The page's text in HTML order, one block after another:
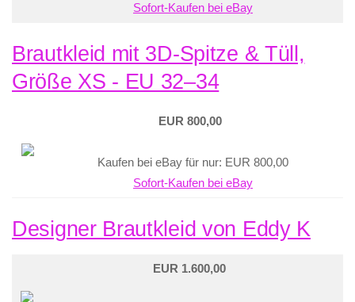
Sofort-Kaufen bei eBay
Brautkleid mit 3D-Spitze & Tüll,
Größe XS - EU 32–34
EUR 800,00
Kaufen bei eBay für nur: EUR 800,00
Sofort-Kaufen bei eBay
Designer Brautkleid von Eddy K
EUR 1.600,00